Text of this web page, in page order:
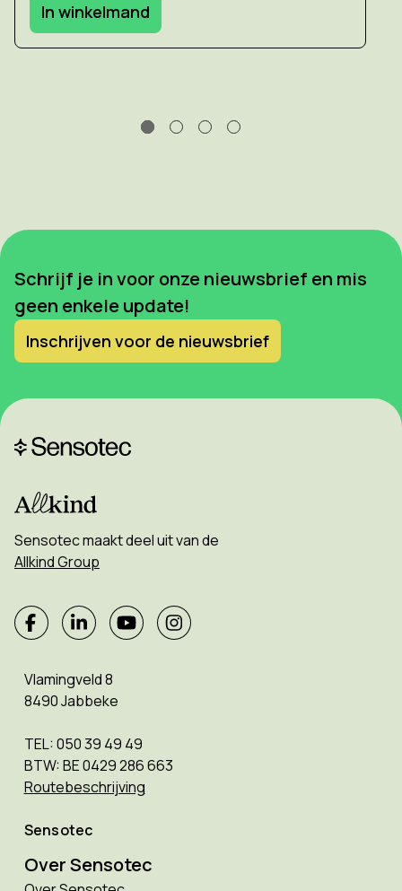
In winkelmand
Schrijf je in voor onze nieuwsbrief en mis
geen enkele update!
Inschrijven voor de nieuwsbrief
Sensotec maakt deel uit van de
Allkind Group
Vlamingveld 8
8490 Jabbeke
TEL: 050 39 49 49
BTW: BE 0429 286 663
Routebeschrijving
Sensotec
Over Sensotec